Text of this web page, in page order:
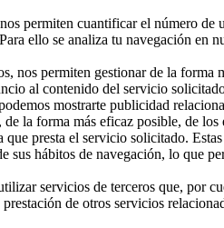
permiten cuantificar el número
ello se analiza tu navegación en
nos permiten gestionar de la forma
al contenido del servicio
mostrarte publicidad
la forma más eficaz posible, de
presta el servicio solicitado.
sus hábitos de navegación, lo que
servicios de terceros que, por
de otros servicios